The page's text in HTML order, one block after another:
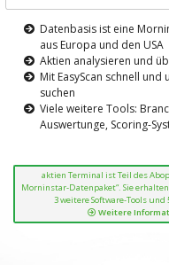
Datenbasis ist eine
aus Europa und den USA
Aktien analysieren und
Mit EasyScan schnell
suchen
Viele weitere Tools:
Auswertunge, Scoring-
aktien Terminal ist Teil des
Morninstar-Datenpaket“. Sie
3 weitere Software-Tools und
Weitere